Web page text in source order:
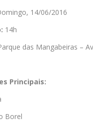
14/06/2016
14h
das Mangabeiras –
Principais:
Borel